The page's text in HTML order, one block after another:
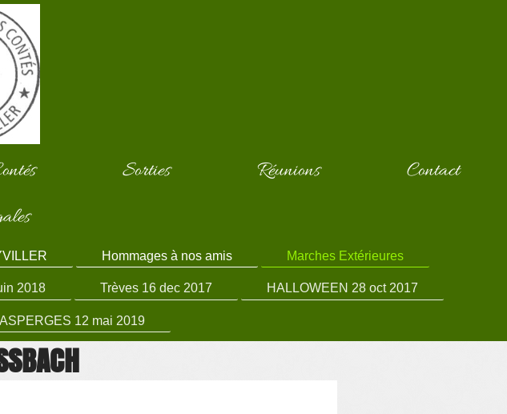
Sorties Réunions
Contact
Hommages à nos amis Marches Extérieures
2018 Trèves 16 dec 2017 HALLOWEEN 28 oct 2017
ASPERGES 12 mai 2019